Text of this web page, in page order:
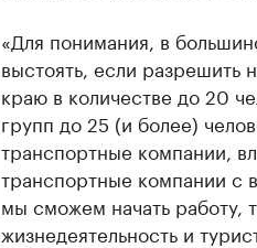
«Для понимания, в
выстоять, если разрешить
краю в количестве до 20
групп до 25 (и более)
транспортные компании,
транспортные компании с
мы сможем начать работу,
жизнедеятельность и